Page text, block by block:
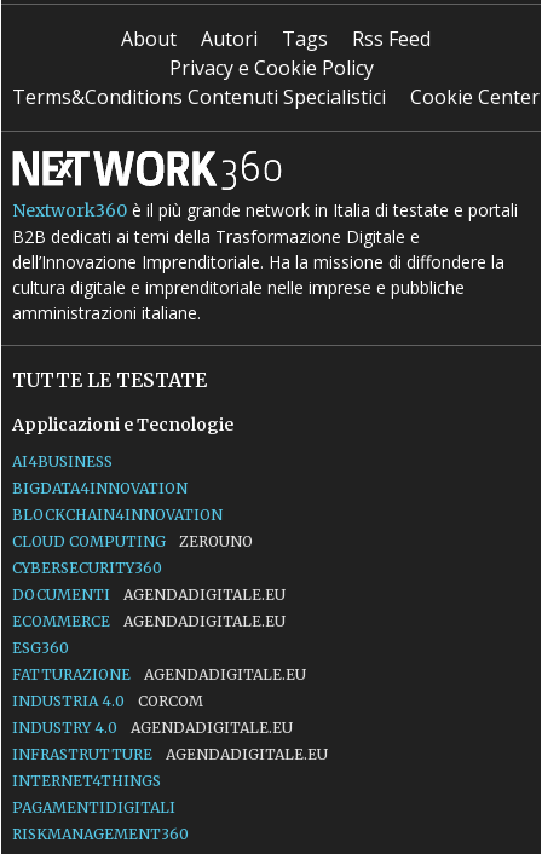
About Autori Tags
Rss Feed
Privacy e Cookie Policy
Terms&Conditions Contenuti Specialistici
Cookie Center
Nextwork360 è il più grande network in Italia di testate e portali
B2B dedicati ai temi della Trasformazione Digitale e
dell’Innovazione Imprenditoriale. Ha la missione di diffondere la
cultura digitale e imprenditoriale nelle imprese e pubbliche
amministrazioni italiane.
TUTTE LE TESTATE
Applicazioni e Tecnologie
AI4BUSINESS
BIGDATA4INNOVATION
BLOCKCHAIN4INNOVATION
CLOUD COMPUTING
ZEROUNO
CYBERSECURITY360
DOCUMENTI
AGENDADIGITALE.EU
ECOMMERCE
AGENDADIGITALE.EU
ESG360
FATTURAZIONE
AGENDADIGITALE.EU
INDUSTRIA 4.0
CORCOM
INDUSTRY 4.0
AGENDADIGITALE.EU
INFRASTRUTTURE
AGENDADIGITALE.EU
INTERNET4THINGS
PAGAMENTIDIGITALI
RISKMANAGEMENT360